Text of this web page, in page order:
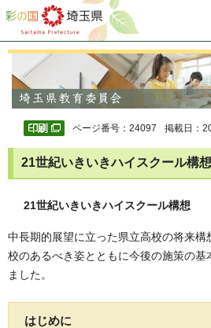
彩の国 埼玉県
ページ番号：24097 掲載日：
21世紀いきいきハイスクール構
21世紀いきいきハイスクール構想
中長期的展望に立った県立高校の将来
校のあるべき姿とともに今後の施策の基
ました。
はじめに